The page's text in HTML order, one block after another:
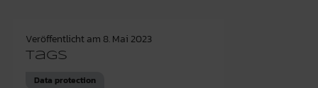
Veröffentlicht am 8. Mai 2023
Tags
Data protection